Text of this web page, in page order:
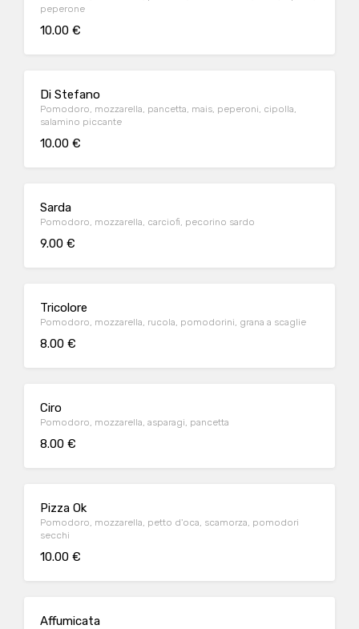
peperone
10.00 €
Di Stefano
Pomodoro, mozzarella, pancetta, mais, peperoni, cipolla,
salamino piccante
10.00 €
Sarda
Pomodoro, mozzarella, carciofi, pecorino sardo
9.00 €
Tricolore
Pomodoro, mozzarella, rucola, pomodorini, grana a scaglie
8.00 €
Ciro
Pomodoro, mozzarella, asparagi, pancetta
8.00 €
Pizza Ok
Pomodoro, mozzarella, petto d'oca, scamorza, pomodori
secchi
10.00 €
Affumicata